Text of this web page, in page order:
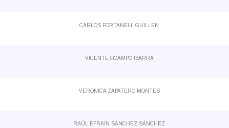
CARLOS FORTANELL GUILLEN
VICENTE OCAMPO IBARRA
VERONICA ZAPATERO MONTES
RAÚL EFRAÍN SÁNCHEZ SÁNCHEZ